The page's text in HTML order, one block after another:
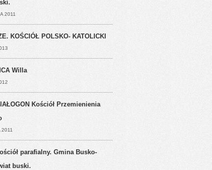
2011
KOŚCIÓŁ POLSKO- KATOLICKI
Willa
Kościół Przemienienia
2011
parafialny. Gmina Busko-
buski.